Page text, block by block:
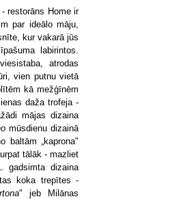
restorāns Home ir
par ideālo māju,
kur vakarā jūs
labirintos.
atrodas
vien putnu vietā
kā mežģīnēm
daža trofeja -
mājas dizaina
mūsdienu dizainā
baltām „kaprona"
tālāk - mazliet
gadsimta dizaina
koka trepītes -
" jeb Milānas